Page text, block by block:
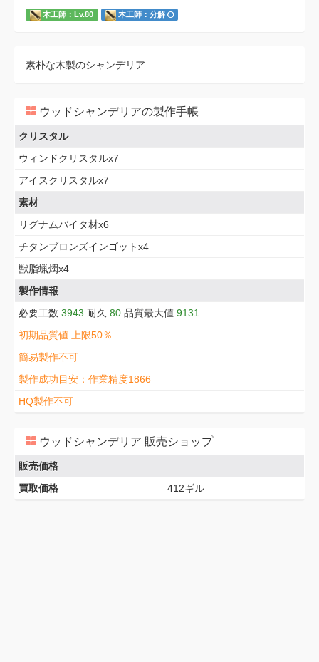
木工師：Lv.80 木工師：分解
素朴な木製のシャンデリア
ウッドシャンデリアの製作手帳
クリスタル
ウィンドクリスタルx7
アイスクリスタルx7
素材
リグナムバイタ材x6
チタンブロンズインゴットx4
獣脂蝋燭x4
製作情報
必要工数 3943 耐久 80 品質最大値 9131
初期品質値 上限50％
簡易製作不可
製作成功目安：作業精度1866
HQ製作不可
ウッドシャンデリア 販売ショップ
販売価格
買取価格
412ギル